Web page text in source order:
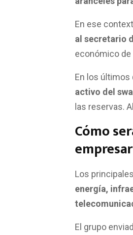
En ese
al secretario
económico de
En los últimos
activo del
las reservas.
Cómo
Los
energía,
El grupo